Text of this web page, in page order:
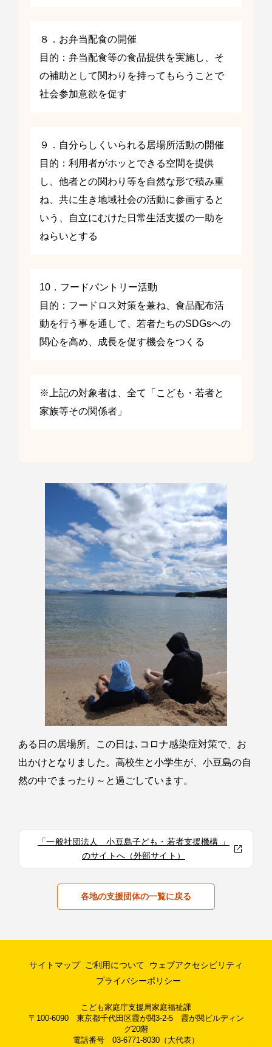
８．お弁当配食の開催
目的：弁当配食等の食品提供を実施し、そ
の補助として関わりを持ってもらうことで
社会参加意欲を促す
９．自分らしくいられる居場所活動の開催
目的：利用者がホッとできる空間を提供
し、他者との関わり等を自然な形で積み重
ね、共に生き地域社会の活動に参画すると
いう、自立にむけた日常生活支援の一助を
ねらいとする
10．フードパントリー活動
目的：フードロス対策を兼ね、食品配布活
動を行う事を通して、若者たちのSDGsへの
関心を高め、成長を促す機会をつくる
※上記の対象者は、全て「こども・若者と
家族等その関係者」
ある日の居場所。この日は､コロナ感染症対策で、お
出かけとなりました。高校生と小学生が、小豆島の自
然の中でまったり～と過ごしています。
「一般社団法人 小豆島子ども・若者支援機構 」
のサイトへ（外部サイト）
各地の支援団体の一覧に戻る
サイトマップ ご利用について
ウェブアクセシビリティ
プライバシーポリシー
こども家庭庁支援局家庭福祉課
〒100-6090 東京都千代田区霞が関3-2-5 霞が関ビルディン
グ20階
電話番号 03-6771-8030（大代表）